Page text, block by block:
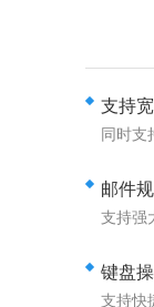
支持
同时支
邮件
支持强
键盘
支持快